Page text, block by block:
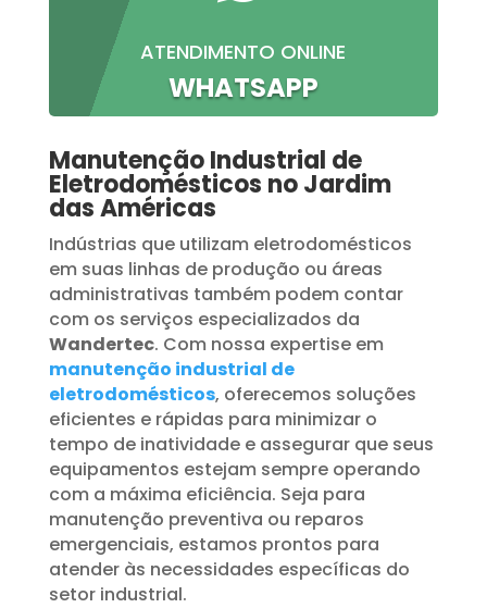
ATENDIMENTO ONLINE
WHATSAPP
Manutenção Industrial de
Eletrodomésticos no Jardim
das Américas
Indústrias que utilizam eletrodomésticos
em suas linhas de produção ou áreas
administrativas também podem contar
com os serviços especializados da
Wandertec. Com nossa expertise em
manutenção industrial de
eletrodomésticos, oferecemos soluções
eficientes e rápidas para minimizar o
tempo de inatividade e assegurar que seus
equipamentos estejam sempre operando
com a máxima eficiência. Seja para
manutenção preventiva ou reparos
emergenciais, estamos prontos para
atender às necessidades específicas do
setor industrial.